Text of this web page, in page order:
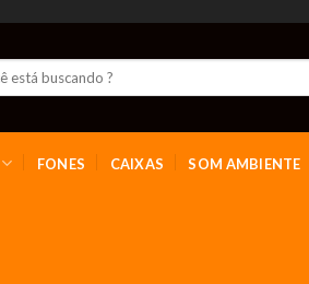
FONES CAIXAS SOM AMBIENTE